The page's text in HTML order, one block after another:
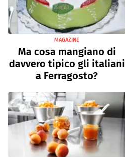
MAGAZINE
Ma cosa mangiano di
davvero tipico gli italiani
a Ferragosto?